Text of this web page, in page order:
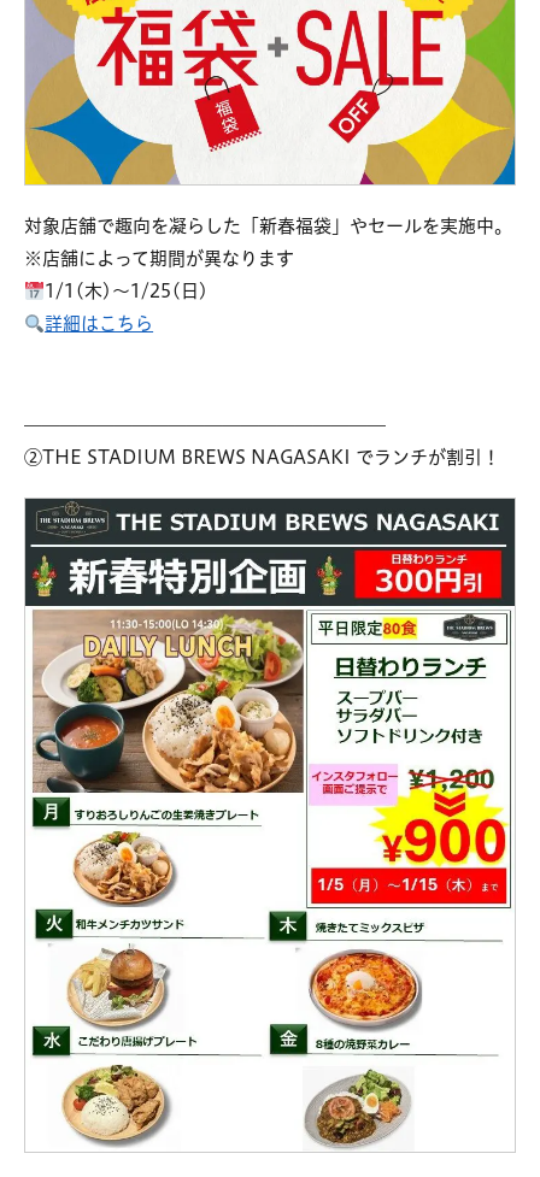
対象店舗で趣向を凝らした「新春福袋」やセールを実施中。
※店舗によって期間が異なります
1/1(木)～1/25(日)
詳細はこちら
————————————————————
②THE STADIUM BREWS NAGASAKI でランチが割引！